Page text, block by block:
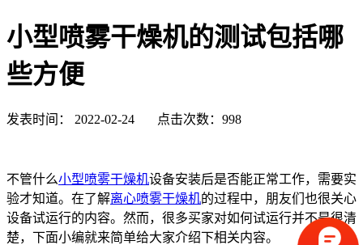
小型喷雾干燥机的测试包括哪
些方便
发表时间： 2022-02-24 点击次数：998
不管什么小型喷雾干燥机设备安装后是否能正常工作，需要实
验才知道。在了解离心喷雾干燥机的过程中，朋友们也很关心
设备试运行的内容。然而，很多买家对如何试运行并不是很清
楚，下面小编就来简单给大家介绍下相关内容。